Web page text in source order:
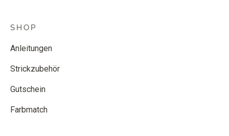
SHOP
Anleitungen
Strickzubehör
Gutschein
Farbmatch